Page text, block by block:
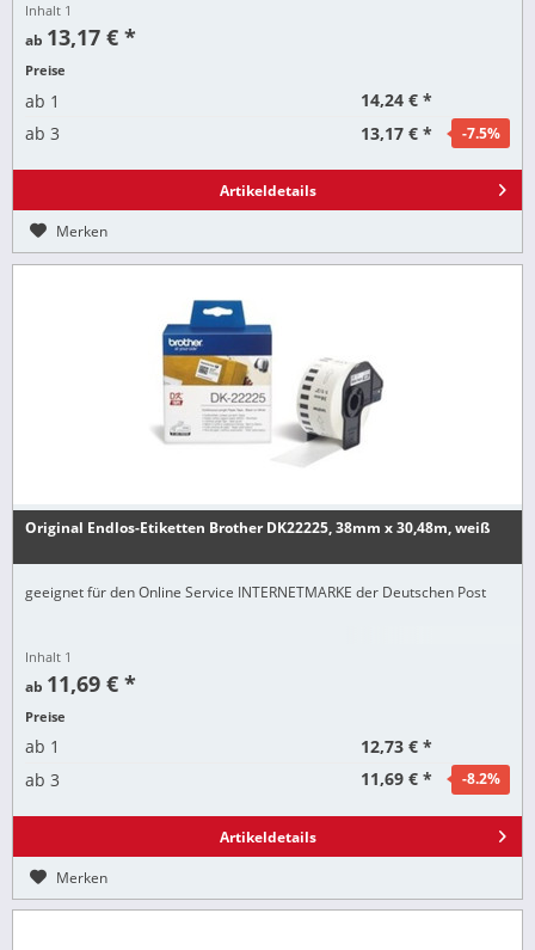
Inhalt 1
ab 13,17 € *
Preise
ab 1
14,24 € *
ab 3 13,17 € * -7.5%
Artikeldetails
Merken
Original Endlos-Etiketten Brother DK22225, 38mm x 30,48m, weiß
geeignet für den Online Service INTERNETMARKE der Deutschen Post
Inhalt 1
ab 11,69 € *
Preise
ab 1
12,73 € *
ab 3 11,69 € * -8.2%
Artikeldetails
Merken